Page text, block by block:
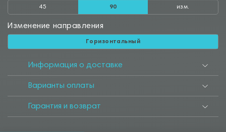
45 90 изм.
Изменение направления
Горизонтальный
Информация о доставке
Варианты оплаты
Гарантия и возврат